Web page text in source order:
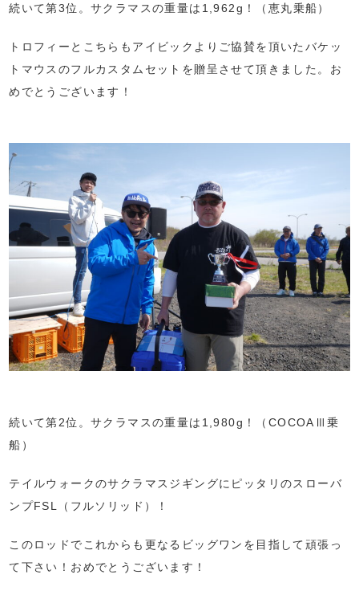
続いて第3位。サクラマスの重量は1,962g！（恵丸乗船）
トロフィーとこちらもアイビックよりご協賛を頂いたバケッ
トマウスのフルカスタムセットを贈呈させて頂きました。お
めでとうございます！
続いて第2位。サクラマスの重量は1,980g！（COCOAⅢ乗
船）
テイルウォークのサクラマスジギングにピッタリのスローバ
ンプFSL（フルソリッド）！
このロッドでこれからも更なるビッグワンを目指して頑張っ
て下さい！おめでとうございます！